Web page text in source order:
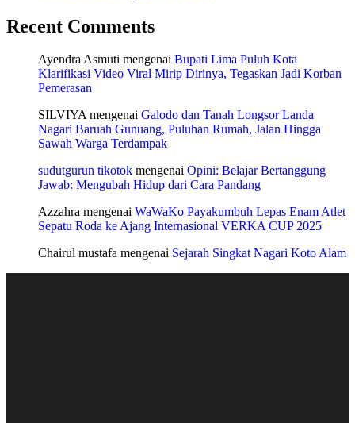
Recent Comments
Ayendra Asmuti mengenai Bupati Lima Puluh Kota
Klarifikasi Video Viral Mirip Dirinya, Tegaskan Jadi Korban
Pemerasan
SILVIYAmengenai Galodo dan Tanah Longsor Landa
Nagari Baruah Gunuang, Puluhan Rumah, Jalan Hingga
Sawah Warga Terdampak
sudutgurun tikotok mengenai Opini: Belajar Bertanggung
Jawab: Mengubah Hidup dari Cara Pandang
Azzahra mengenai WaWaKo Payakumbuh Lepas Enam Atlet
Sepatu Roda ke Ajang Internasional VERKA CUP 2025
Chairul mustafa mengenai Sejarah Singkat Nagari Koto Alam